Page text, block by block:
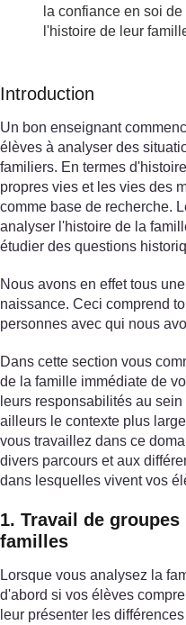
la confiance en soi
l'histoire de leur
Introduction
Un bon enseignant
élèves à analyser des
familiers. En termes
propres vies et les vies des
comme base de recherche.
analyser l'histoire de la
étudier des questions
Nous avons en effet tous
naissance. Ceci comprend
personnes avec qui nous
Dans cette section vous
de la famille immédiate de
leurs responsabilités au
ailleurs le contexte plus
vous travaillez dans ce
divers parcours et aux
dans lesquelles vivent vos
1. Travail de
familles
Lorsque vous analysez la
d'abord si vos élèves
leur présenter les